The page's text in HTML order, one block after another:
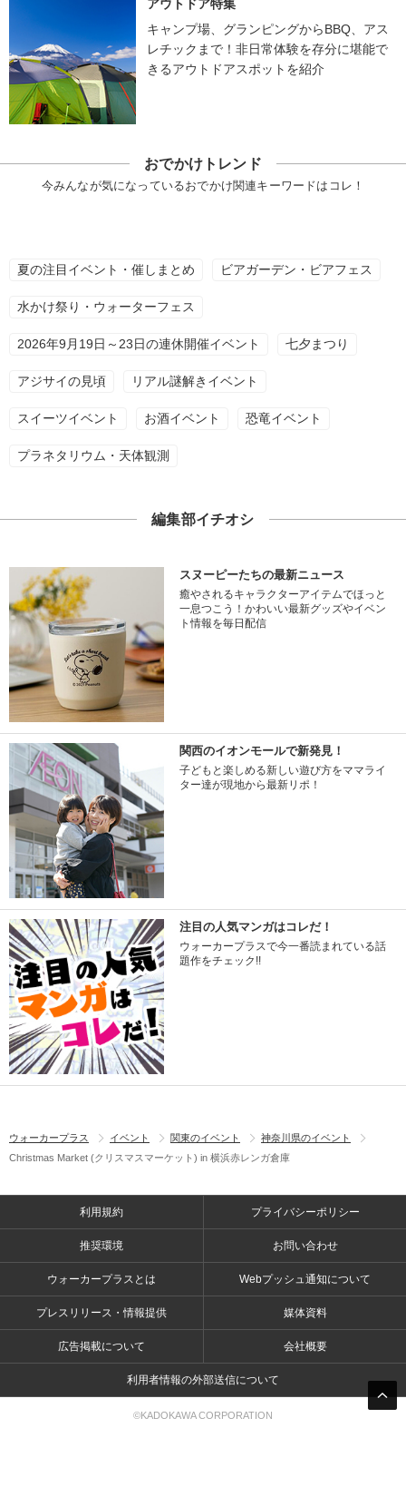
アウトドア特集
キャンプ場、グランピングからBBQ、アス
レチックまで！非日常体験を存分に堪能で
きるアウトドアスポットを紹介
おでかけトレンド
今みんなが気になっているおでかけ関連キーワードはコレ！
夏の注目イベント・催しまとめ ビアガーデン・ビアフェス
水かけ祭り・ウォーターフェス
2026年9月19日～23日の連休開催イベント 七夕まつり
アジサイの見頃 リアル謎解きイベント
スイーツイベント お酒イベント 恐竜イベント
プラネタリウム・天体観測
編集部イチオシ
スヌーピーたちの最新ニュース
癒やされるキャラクターアイテムでほっと
一息つこう！かわいい最新グッズやイベン
ト情報を毎日配信
関西のイオンモールで新発見！
子どもと楽しめる新しい遊び方をママライ
ター達が現地から最新リポ！
注目の人気マンガはコレだ！
ウォーカープラスで今一番読まれている話
題作をチェック!!
ウォーカープラス イベント 関東のイベント
神奈川県のイベント
Christmas Market (クリスマスマーケット) in 横浜赤レンガ倉庫
利用規約 プライバシーポリシー
推奨環境 お問い合わせ
ウォーカープラスとは Webプッシュ通知について
プレスリリース・情報提供 媒体資料
広告掲載について 会社概要
利用者情報の外部送信について
©KADOKAWA CORPORATION